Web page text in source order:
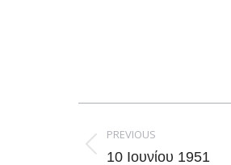
navigation
PREVIOUS
Previous
10 Ιουνίου 1951